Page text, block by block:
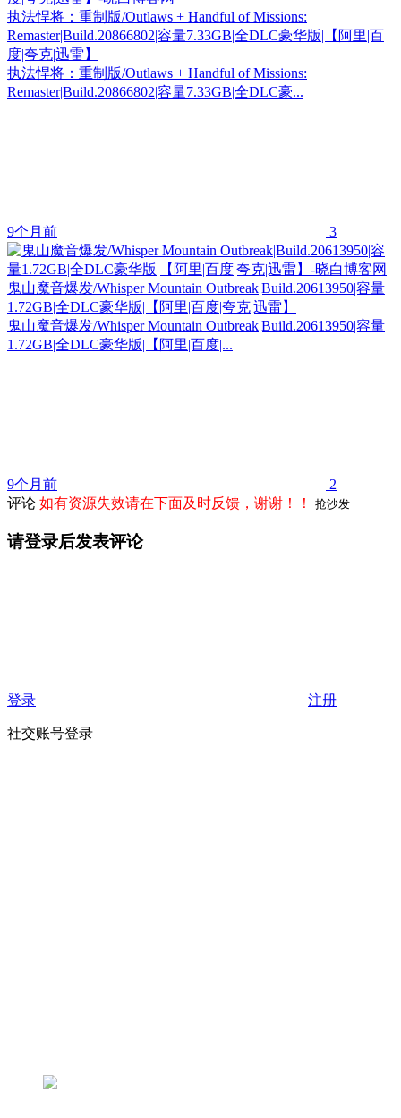
执法悍将：重制版/Outlaws + Handful of Missions:
Remaster|Build.20866802|容量7.33GB|全DLC豪华版|【阿里|百
度|夸克|迅雷】
执法悍将：重制版/Outlaws + Handful of Missions:
Remaster|Build.20866802|容量7.33GB|全DLC豪...
9个月前 3
鬼山魔音爆发/Whisper Mountain Outbreak|Build.20613950|容量
1.72GB|全DLC豪华版|【阿里|百度|夸克|迅雷】
鬼山魔音爆发/Whisper Mountain Outbreak|Build.20613950|容量
1.72GB|全DLC豪华版|【阿里|百度|...
9个月前
2
评论 如有资源失效请在下面及时反馈，谢谢！！ 抢沙发
请登录后发表评论
登录 注册
社交账号登录